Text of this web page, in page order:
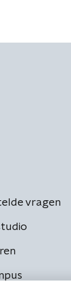
vragen